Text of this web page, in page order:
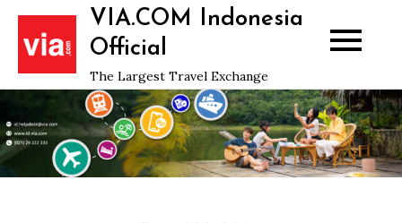
Skip
content
VIA.COM Indonesia
Official
The Largest Travel Exchange